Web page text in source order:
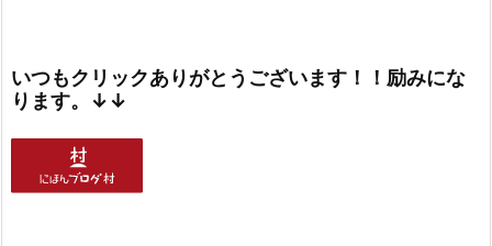
いつもクリックありがとうございます！！励みにな
ります。↓↓